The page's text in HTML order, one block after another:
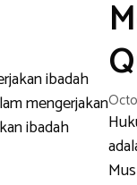
ibadah
mengerjakan
ibadah